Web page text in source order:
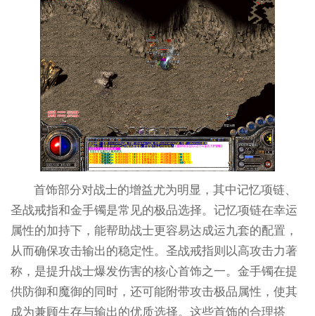
首饰部分对战士的增益尤为明显，其中记忆项链、
圣战戒指和金手镯是常见的极品选择。记忆项链在幸运
属性的加持下，能帮助战士更容易达成运九套的配置，
从而确保攻击输出的稳定性。圣战戒指则以高攻击力著
称，是提升战士爆发伤害的核心首饰之一。金手镯在提
供防御和魔御的同时，还可能附带攻击极品属性，使其
成为兼顾生存与输出的优质选择。这些首饰的合理搭